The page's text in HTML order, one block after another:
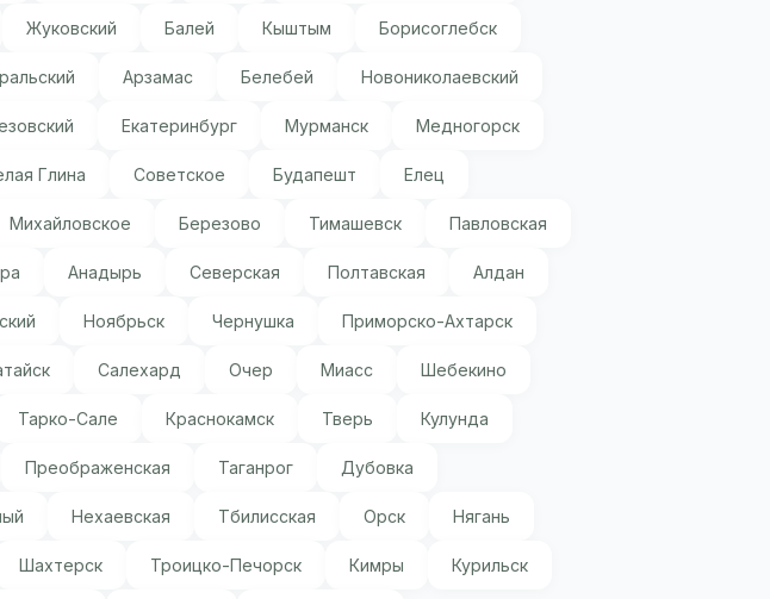
Жуковский Балей Кыштым Борисоглебск
Арзамас Белебей Новониколаевский
Екатеринбург Мурманск Медногорск
Глина Советское Будапешт Елец
Михайловское Березово Тимашевск Павловская
Анадырь Северская Полтавская Алдан
Ноябрьск Чернушка Приморско-Ахтарск
Салехард Очер Миасс Шебекино
Тарко-Сале Краснокамск Тверь Кулунда
Преображенская Таганрог Дубовка
Нехаевская Тбилисская Орск Нягань
Шахтерск Троицко-Печорск Кимры Курильск